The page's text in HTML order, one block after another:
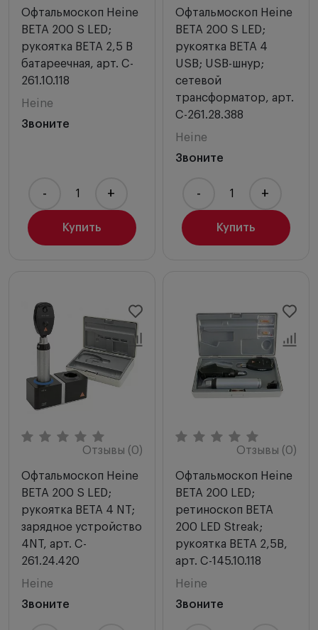
Офтальмоскоп Heine
BETA 200 S LED;
рукоятка BETA 2,5 В
батареечная, арт. C-
261.10.118
Heine
Звоните
Купить
- +
Офтальмоскоп Heine
BETA 200 S LED;
рукоятка BETA 4
USB; USB-шнур;
сетевой
трансформатор, арт.
C-261.28.388
Heine
Звоните
Купить
- +
Отзывы (0)
Офтальмоскоп Heine
BETA 200 S LED;
рукоятка BETA 4 NT;
зарядное устройство
4NT, арт. C-
261.24.420
Heine
Звоните
Отзывы (0)
Офтальмоскоп Heine
BETA 200 LED;
ретиноскоп BETA
200 LED Streak;
рукоятка BETA 2,5В,
арт. C-145.10.118
Heine
Звоните